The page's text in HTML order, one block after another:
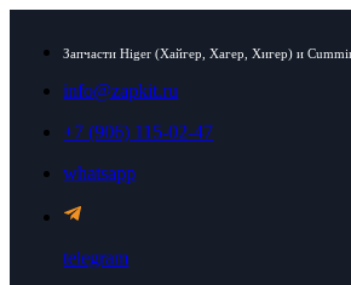
Запчасти Higer (Хайгер, Хагер, Хигер) и
info@zapkit.ru
+7 (906) 115-02-47
whatsapp
telegram